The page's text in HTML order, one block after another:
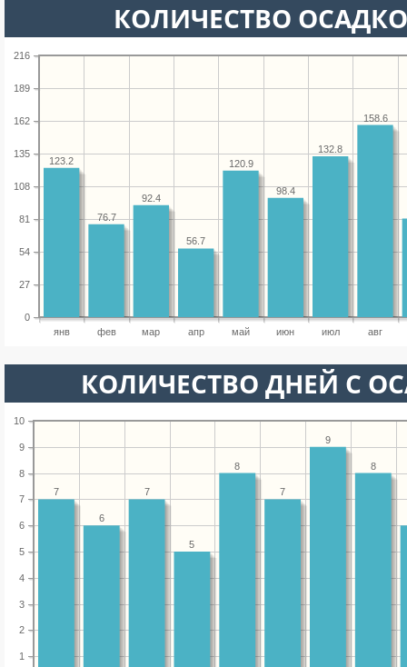
КОЛИЧЕСТВО
янв фев мар апр май июн июл авг
0
27
54
81
108
135
162
189
216
158.6
132.8
98.4
120.9
56.7
92.4
76.7
123.2
КОЛИЧЕСТВО ДНЕЙ С
1
2
3
4
5
6
7
8
9
10
8
9
7
8
5
7
6
7